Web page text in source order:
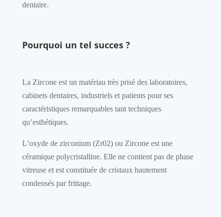
dentaire.
Pourquoi un tel succes ?
La Zircone est un matériau très prisé des laboratoires,
cabinets dentaires, industriels et patients pour ses
caractéristiques remarquables tant techniques
qu’esthétiques.
L’oxyde de zirconium (Zr02) ou Zircone est une
céramique polycristalline. Elle ne contient pas de phase
vitreuse et est constituée de cristaux hautement
condensés par frittage.